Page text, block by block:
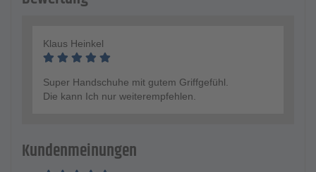
Klaus Heinkel
Super Handschuhe mit gutem Griffgefühl.
Die kann Ich nur weiterempfehlen.
Kundenmeinungen